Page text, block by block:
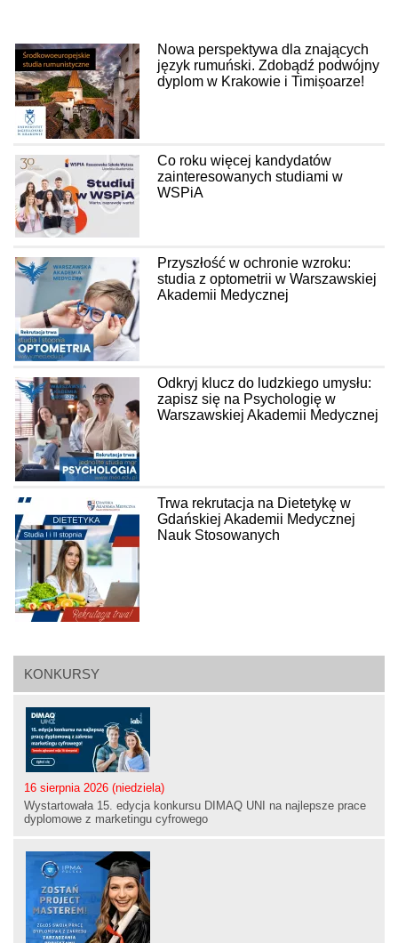
KONKURSY
16 sierpnia 2026 (niedziela)
Wystartowała 15. edycja konkursu DIMAQ UNI na najlepsze prace
dyplomowe z marketingu cyfrowego
Nowa perspektywa dla znających
język rumuński. Zdobądź podwójny
dyplom w Krakowie i Timișoarze!
Co roku więcej kandydatów
zainteresowanych studiami w
WSPiA
Przyszłość w ochronie wzroku:
studia z optometrii w Warszawskiej
Akademii Medycznej
Odkryj klucz do ludzkiego umysłu:
zapisz się na Psychologię w
Warszawskiej Akademii Medycznej
Trwa rekrutacja na Dietetykę w
Gdańskiej Akademii Medycznej
Nauk Stosowanych